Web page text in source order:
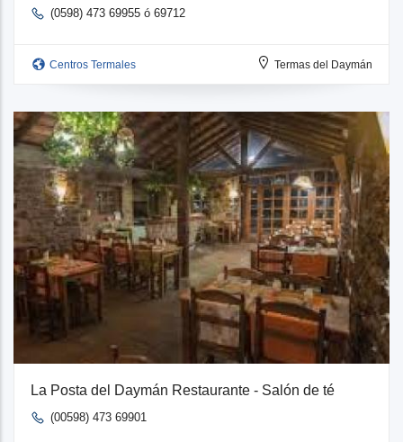
(0598) 473 69955 ó 69712
Centros Termales Termas del Daymán
La Posta del Daymán Restaurante - Salón de té
(00598) 473 69901